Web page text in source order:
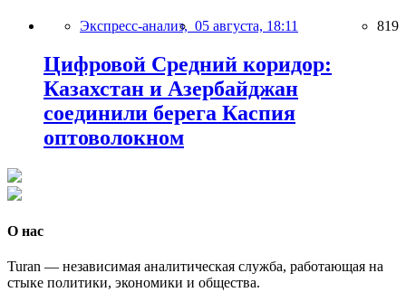
Экспресс-анализ, 05 августа, 18:11 819
Цифровой Средний коридор:
Казахстан и Азербайджан
соединили берега Каспия
оптоволокном
О нас
Turan — независимая аналитическая служба, работающая на
стыке политики, экономики и общества.